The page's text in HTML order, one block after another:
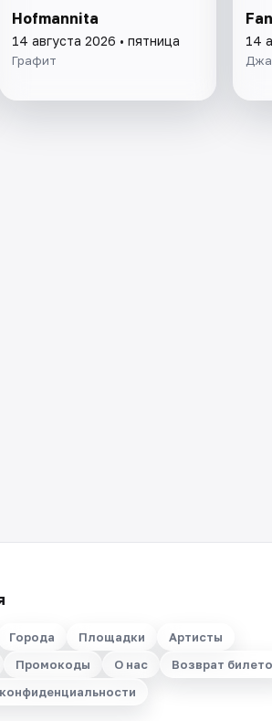
Hofmannita
14 августа 2026 • пятница
Графит
14
Города Площадки
Артисты
Промокоды О нас
Возврат